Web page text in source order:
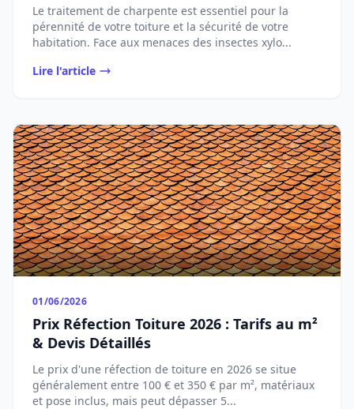
Le traitement de charpente est essentiel pour la
pérennité de votre toiture et la sécurité de votre
habitation. Face aux menaces des insectes xylo...
Lire l'article
01/06/2026
Prix Réfection Toiture 2026 : Tarifs au m²
& Devis Détaillés
Le prix d'une réfection de toiture en 2026 se situe
généralement entre 100 € et 350 € par m², matériaux
et pose inclus, mais peut dépasser 5...